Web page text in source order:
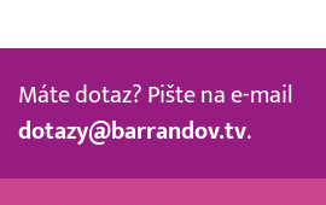
Máte dotaz? Pište na e-mail
dotazy@barrandov.tv.